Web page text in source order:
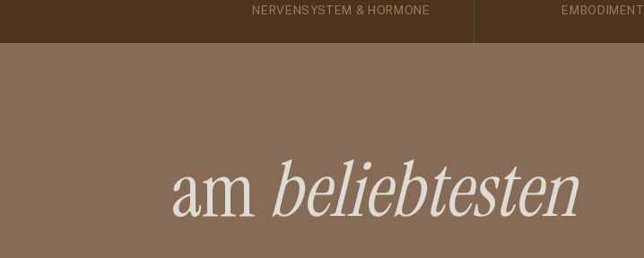
NERVENSYSTEM & HORMONE
EMBODIMENT
ambeliebtesten